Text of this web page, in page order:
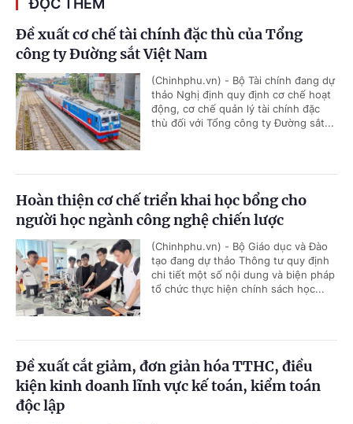
Đề xuất cơ chế tài chính đặc thù của Tổng
công ty Đường sắt Việt Nam
(Chinhphu.vn) - Bộ Tài chính đang dự
thảo Nghị định quy định cơ chế hoạt
động, cơ chế quản lý tài chính đặc
thù đối với Tổng công ty Đường sắt...
Hoàn thiện cơ chế triển khai học bổng cho
người học ngành công nghệ chiến lược
(Chinhphu.vn) - Bộ Giáo dục và Đào
tạo đang dự thảo Thông tư quy định
chi tiết một số nội dung và biện pháp
tổ chức thực hiện chính sách học...
Đề xuất cắt giảm, đơn giản hóa TTHC, điều
kiện kinh doanh lĩnh vực kế toán, kiểm toán
độc lập